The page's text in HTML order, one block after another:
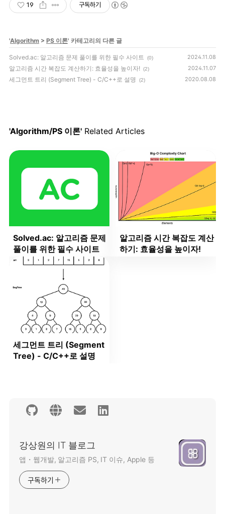
19 구독하기
'Algorithm > PS 이론' 카테고리의 다른 글
Solved.ac: 알고리즘 문제 풀이를 위한 필수 사이트 (0) 2024.11.08
알고리즘 시간 복잡도 계산하기: 효율성을 높이자! (2) 2024.11.07
세그먼트 트리 (Segment Tree) - C/C++로 설명 (2) 2020.08.08
'Algorithm/PS 이론' Related Articles
Solved.ac: 알고리즘 문제
풀이를 위한 필수 사이트
알고리즘 시간 복잡도 계산
하기: 효율성을 높이자!
세그먼트 트리 (Segment
Tree) - C/C++로 설명
강상원의 IT 블로그
앱・웹개발, 알고리즘 PS, IT 이슈, Apple 등
구독하기